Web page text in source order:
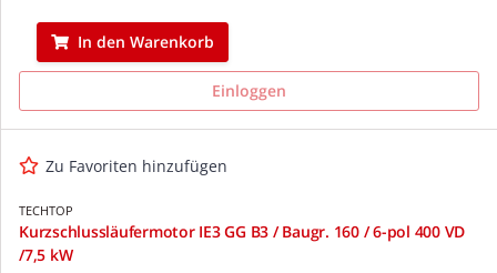
In den Warenkorb
Einloggen
Zu Favoriten hinzufügen
TECHTOP
Kurzschlussläufermotor IE3 GG B3 / Baugr. 160 / 6-pol 400 VD
/7,5 kW